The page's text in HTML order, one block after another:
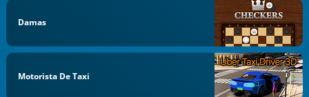
Damas
Motorista De Taxi